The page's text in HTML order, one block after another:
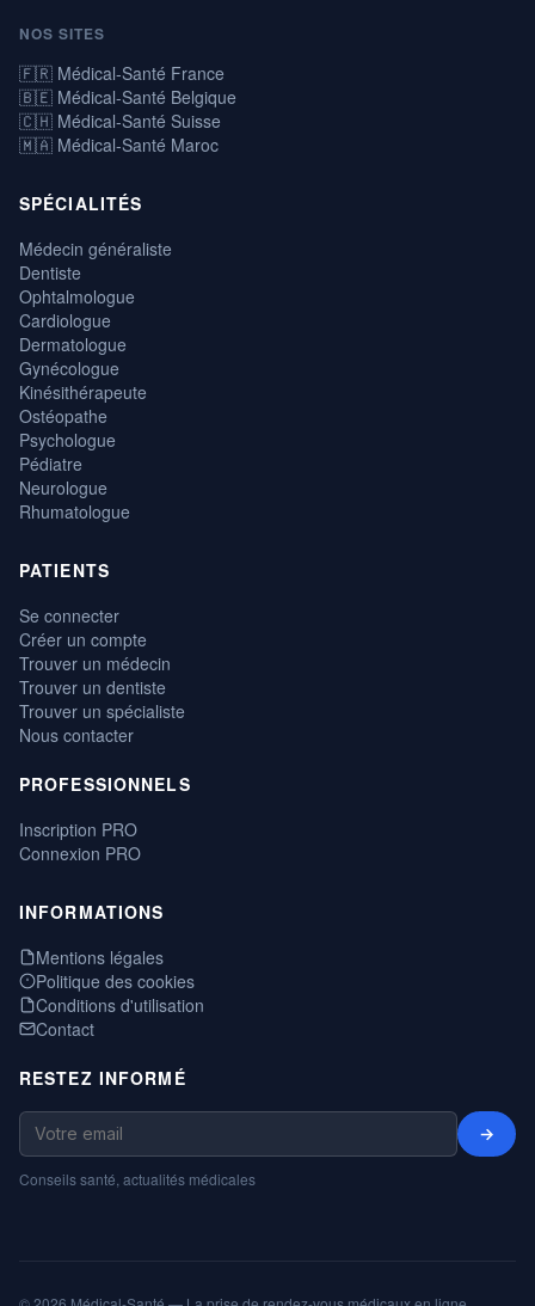
NOS SITES
🇫🇷 Médical-Santé France
🇧🇪 Médical-Santé Belgique
🇨🇭 Médical-Santé Suisse
🇲🇦 Médical-Santé Maroc
SPÉCIALITÉS
Médecin généraliste
Dentiste
Ophtalmologue
Cardiologue
Dermatologue
Gynécologue
Kinésithérapeute
Ostéopathe
Psychologue
Pédiatre
Neurologue
Rhumatologue
PATIENTS
Se connecter
Créer un compte
Trouver un médecin
Trouver un dentiste
Trouver un spécialiste
Nous contacter
PROFESSIONNELS
Inscription PRO
Connexion PRO
INFORMATIONS
Mentions légales
Politique des cookies
Conditions d'utilisation
Contact
RESTEZ INFORMÉ
→
Conseils santé, actualités médicales